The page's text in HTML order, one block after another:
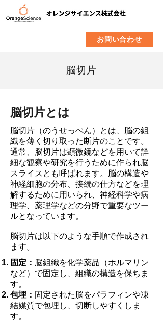
お問い合わせ
脳切片
脳切片とは
脳切片（のうせっぺん）とは、脳の組
織を薄く切り取った断片のことです。
通常、脳切片は顕微鏡などを用いて詳
細な観察や研究を行うために作られ脳
スライスとも呼ばれます。脳の構造や
神経細胞の分布、接続の仕方などを理
解するために用いられ、神経科学や病
理学、薬理学などの分野で重要なツー
ルとなっています。
脳切片は以下のような手順で作成され
ます。
固定： 脳組織を化学薬品（ホルマリン
など）で固定し、組織の構造を保ちま
す。
包埋： 固定された脳をパラフィンや凍
結媒質で包埋し、切断しやすくしま
す。